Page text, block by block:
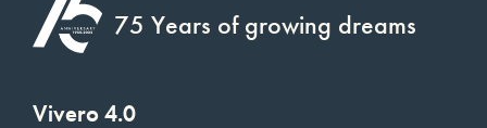
75 Years of growing dreams
Vivero 4.0